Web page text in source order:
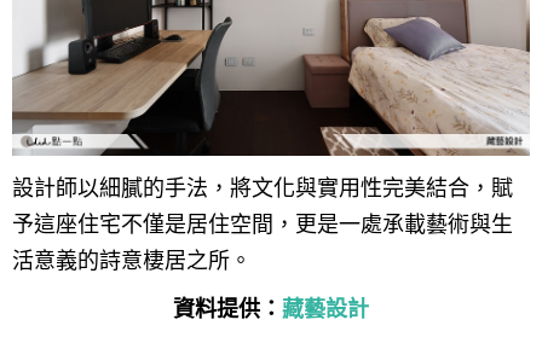
設計師以細膩的手法，將文化與實用性完美結合，賦
予這座住宅不僅是居住空間，更是一處承載藝術與生
活意義的詩意棲居之所。
資料提供： 藏藝設計